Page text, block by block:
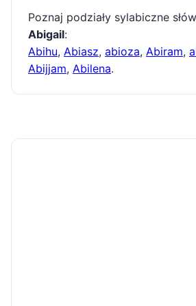
Poznaj podziały sylabiczne
Abigail:
Abihu, Abiasz, abioza, Abiram,
Abijjam, Abilena.